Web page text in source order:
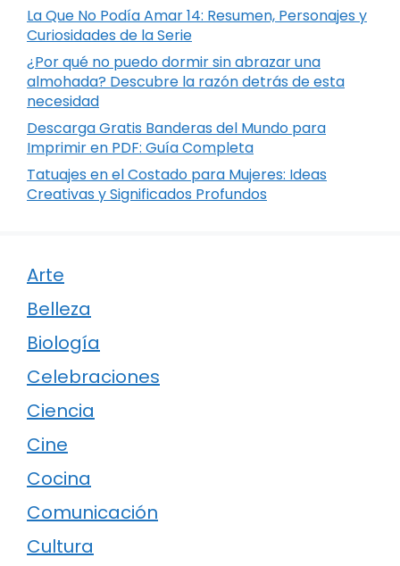
La Que No Podía Amar 14: Resumen, Personajes y
Curiosidades de la Serie
¿Por qué no puedo dormir sin abrazar una
almohada? Descubre la razón detrás de esta
necesidad
Descarga Gratis Banderas del Mundo para
Imprimir en PDF: Guía Completa
Tatuajes en el Costado para Mujeres: Ideas
Creativas y Significados Profundos
Arte
Belleza
Biología
Celebraciones
Ciencia
Cine
Cocina
Comunicación
Cultura